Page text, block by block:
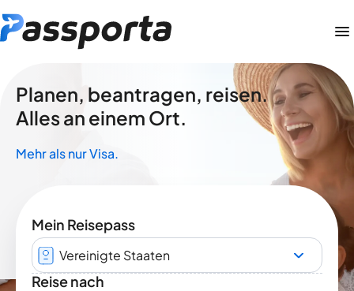
Planen, beantragen, reisen.
Alles an einem Ort.
Mehr als nur Visa.
Mein Reisepass
Vereinigte Staaten
Reise nach